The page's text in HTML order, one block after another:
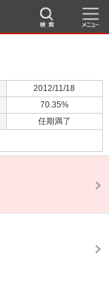
2012/11/18
70.35%
任期満了